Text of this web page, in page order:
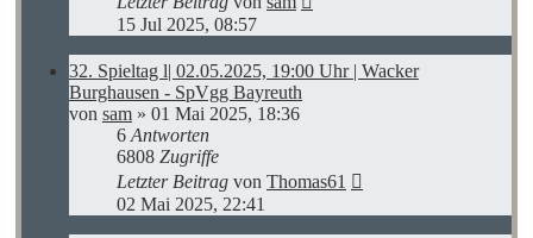
15 Jul 2025, 08:57
32. Spieltag l| 02.05.2025, 19:00 Uhr | Wacker
Burghausen - SpVgg Bayreuth
von sam » 01 Mai 2025, 18:36
6 Antworten
6808 Zugriffe
Letzter Beitrag von Thomas61
02 Mai 2025, 22:41